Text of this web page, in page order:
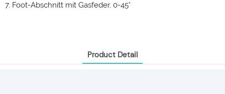
7. Foot-Abschnitt mit Gasfeder, 0-45°
Product Detail